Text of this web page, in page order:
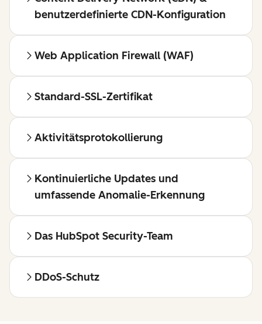
benutzerdefinierte CDN-Konfiguration
Web Application Firewall (WAF)
Standard-SSL-Zertifikat
Aktivitätsprotokollierung
Kontinuierliche Updates und
umfassende Anomalie-Erkennung
Das HubSpot Security-Team
DDoS-Schutz